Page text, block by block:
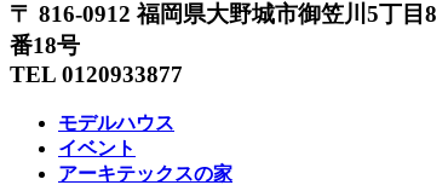
〒 816-0912 福岡県大野城市御笠川5丁目8
番18号
TEL 0120933877
モデルハウス
イベント
アーキテックスの家